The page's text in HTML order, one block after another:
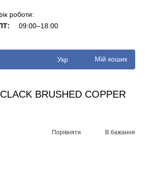
роботи:
09:00–18:00
Укр Мій кошик
BRUSHED COPPER
Порівняти В бажання